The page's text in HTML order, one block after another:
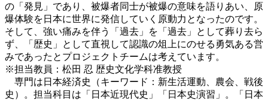
の「発見」であり、被爆者同士が被爆の意味を語りあい、原
爆体験を日本に世界に発信していく原動力となったのです。
そして、強い痛みを伴う「過去」を「過去」として葬り去ら
ず、「歴史」として直視して認識の俎上にのせる勇気ある営
みであったとプロジェクトチームは考えています。
※担当教員：松田 忍 歴史文化学科准教授
専門は日本経済史（キーワード：新生活運動、農会、戦後
史）。担当科目は「日本近現代史」「日本史演習」。「日本